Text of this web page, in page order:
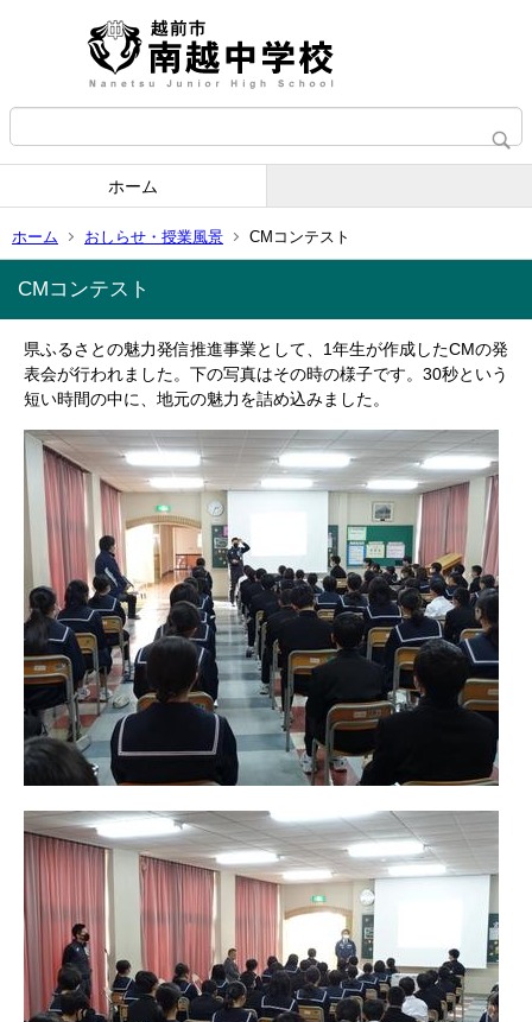
ホーム
ホーム おしらせ・授業風景 CMコンテスト
CMコンテスト
県ふるさとの魅力発信推進事業として、1年生が作成したCMの発
表会が行われました。下の写真はその時の様子です。30秒という
短い時間の中に、地元の魅力を詰め込みました。